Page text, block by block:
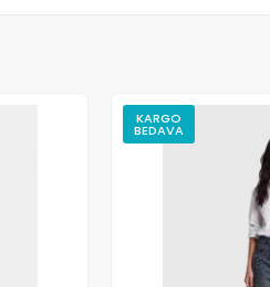
KARGO
BEDAVA